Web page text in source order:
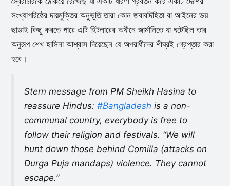
সংখ্যাগরিষ্ঠের দায়মুক্তির অনুভূতি তারা কোন জবাবদিহিতা বা আইনের ভয়
ছাড়াই কিছু করতে পারে এটি হিটলারের অধীনে জার্মানিতে যা ঘটেছিল তার
অনুরূপ শেখ হাসিনা আশ্বাস দিয়েছেন যে অপরাধীদের শীঘ্রই গ্রেপ্তার করা
হবে।
Stern message from PM Sheikh Hasina to
reassure Hindus: #Bangladesh is a non-
communal country, everybody is free to
follow their religion and festivals. “We will
hunt down those behind Comilla (attacks on
Durga Puja mandaps) violence. They cannot
escape.”